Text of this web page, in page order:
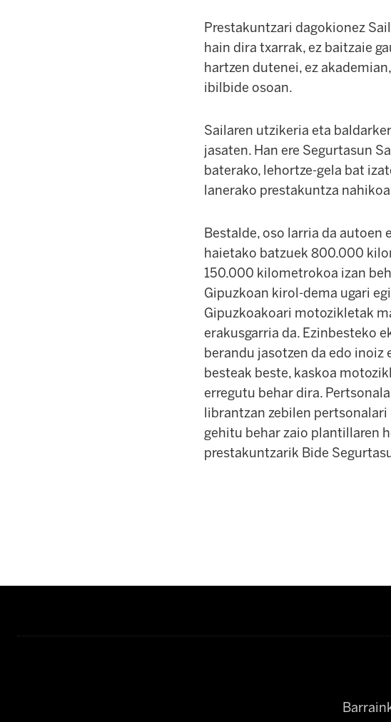
Prestakuntzari dagokionez
hain dira txarrak, ez baitzaie
hartzen dutenei, ez
ibilbide osoan.
Sailaren utzikeria eta
jasaten. Han ere Segurtasun
baterako, lehortze-gela bat
lanerako prestakuntza
Bestalde, oso larria da
haietako batzuek 800.000
150.000 kilometrokoa izan
Gipuzkoan kirol-dema ugari
Gipuzkoakoari motozikletak
erakusgarria da. Ezinbesteko
berandu jasotzen da edo inoiz
besteak beste, kaskoa
erregutu behar dira.
librantzan zebilen
gehitu behar zaio plantillaren
prestakuntzarik Bide